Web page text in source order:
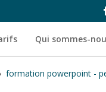
Qui sommes-
formation powerpoint -